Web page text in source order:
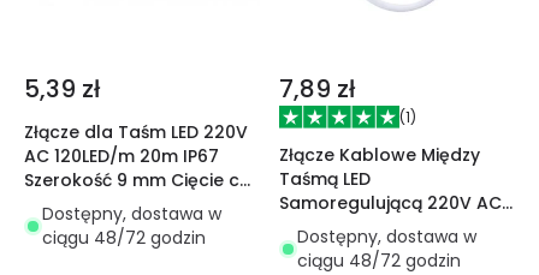
5,39 zł
Złącze dla Taśm LED 220V
AC 120LED/m 20m IP67
Szerokość 9 mm Cięcie co
10 cm
Dostępny, dostawa w
ciągu 48/72 godzin
7,89 zł
(1)
Złącze Kablowe Między
Taśmą LED
Samoregulującą 220V AC
SMD&COB IP65
Dostępny, dostawa w
ciągu 48/72 godzin